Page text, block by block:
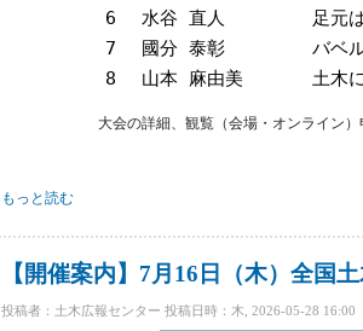
6
水谷 直人
足元
7
國分 泰彰
バベ
8
山本 麻由美 土木
大会の詳細、観覧（会場・オンライン
【弁士決定！】「全国土木弁論大会2026」弁士が決定
もっと読む
【開催案内】7月16日（木）全国
投稿者： 土木広報センター 投稿日時：木, 2026-05-28 16:00